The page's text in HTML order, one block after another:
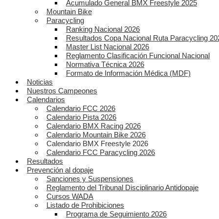
Acumulado General BMX Freestyle 2025
Mountain Bike
Paracycling
Ranking Nacional 2026
Resultados Copa Nacional Ruta Paracycling
Master List Nacional 2026
Reglamento Clasificación Funcional Nacional
Normativa Técnica 2026
Formato de Información Médica (MDF)
Noticias
Nuestros Campeones
Calendarios
Calendario FCC 2026
Calendario Pista 2026
Calendario BMX Racing 2026
Calendario Mountain Bike 2026
Calendario BMX Freestyle 2026
Calendario FCC Paracycling 2026
Resultados
Prevención al dopaje
Sanciones y Suspensiones
Reglamento del Tribunal Disciplinario Antidopaje
Cursos WADA
Listado de Prohibiciones
Programa de Seguimiento 2026